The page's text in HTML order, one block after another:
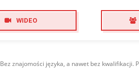
WIDEO
Bez znajomości języka, a nawet bez kwalifikacji.